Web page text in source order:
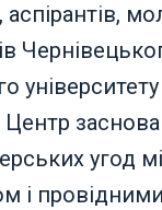
аспірантів,
угод
і провідними